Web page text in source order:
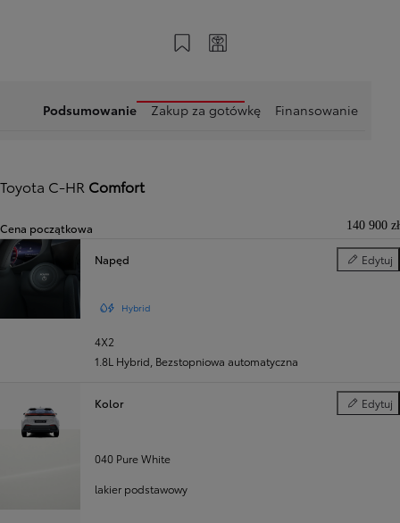
Zapisz na swoim koncie
Podsumowanie Zakup za gotówkę Finansowanie
Toyota C-HR Comfort
Cena początkowa 140 900 zł
Napęd Edytuj
Napęd
Hybrid
4X2
1.8L Hybrid Bezstopniowa automatyczna
Kolor Edytuj
Kolor
040 Pure White
lakier podstawowy